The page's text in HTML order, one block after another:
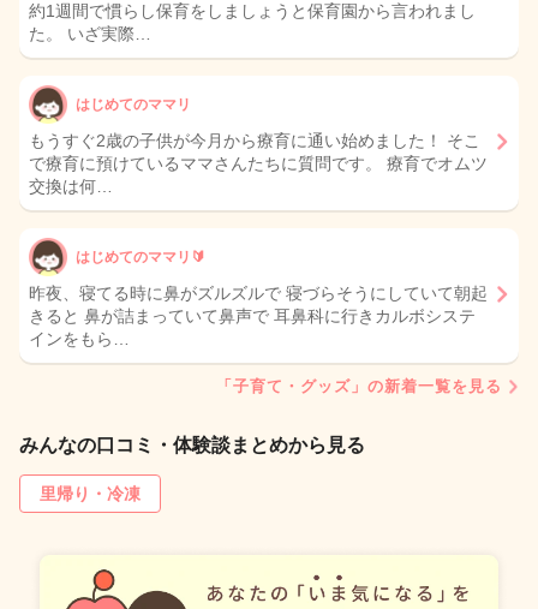
約1週間で慣らし保育をしましょうと保育園から言われまし
た。 いざ実際…
はじめてのママリ
もうすぐ2歳の子供が今月から療育に通い始めました！ そこ
で療育に預けているママさんたちに質問です。 療育でオムツ
交換は何…
はじめてのママリ🔰
昨夜、寝てる時に鼻がズルズルで 寝づらそうにしていて朝起
きると 鼻が詰まっていて鼻声で 耳鼻科に行きカルボシステ
インをもら…
「子育て・グッズ」の新着一覧を見る
みんなの口コミ・体験談まとめから見る
里帰り・冷凍